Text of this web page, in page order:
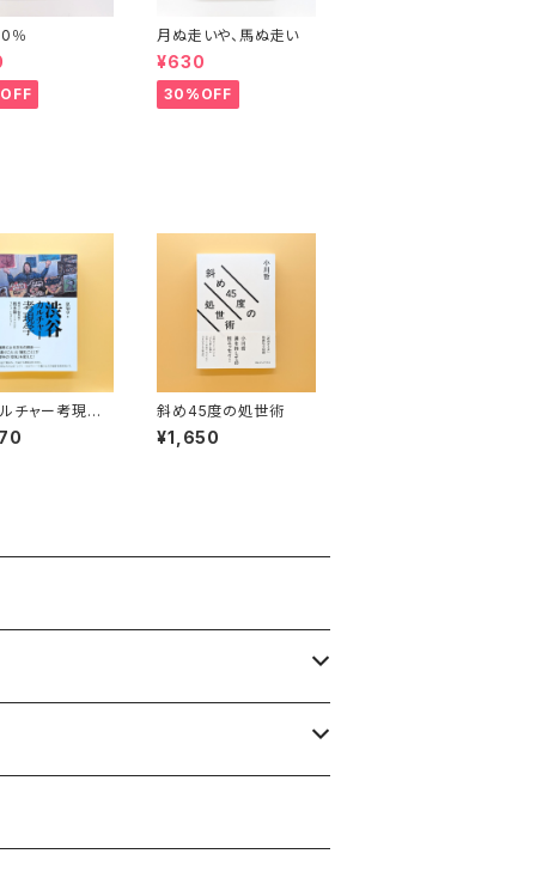
％ 月ぬ走いや、馬ぬ走い
¥630
30%OFF
チャー考現
の編集家・橋
ライ
斜め45度の処世術
¥1,650